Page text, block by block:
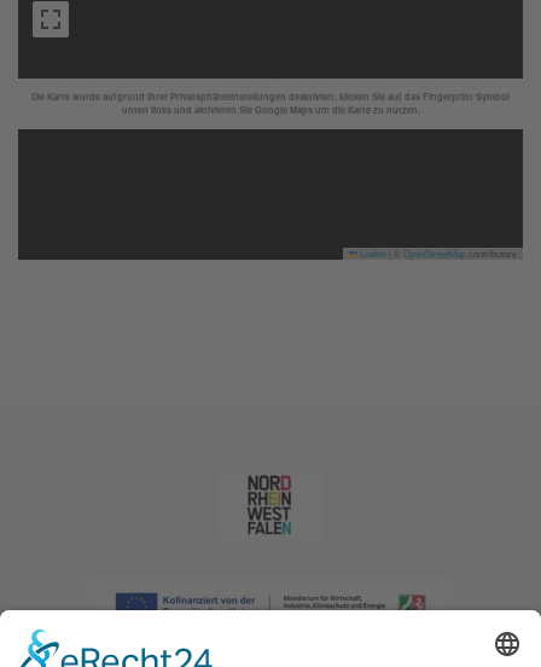
Die Karte wurde aufgrund Ihrer Privatsphäreeinstellungen deaktiviert, klicken Sie auf das Fingerprint Symbol
unten links und aktivieren Sie Google Maps um die Karte zu nutzen.
Leaflet OpenStreetMapcontributors